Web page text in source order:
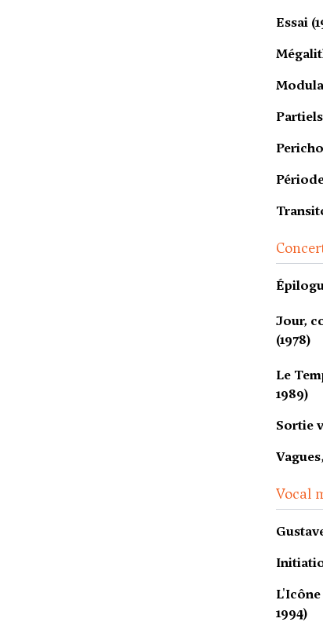
Essai
Partiels
Jour,
(1978)
Le
1989)
Sortie
Vocal
1994)